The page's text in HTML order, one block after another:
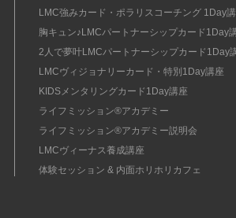
LMC強みカード・ポラリスコーチング 1Day
胸キュン♪LMCパートナーシップカード1Day
2人で夢叶LMCパートナーシップカード1Day
LMCヴィジョナリーカード・特別1Day講座
KIDSメンタリングカード1Day講座
ライフミッション®︎アカデミー
ライフミッション®︎アカデミー説明会
LMCヴィーナス養成講座
体験セッション & 内面ホリホリカフェ